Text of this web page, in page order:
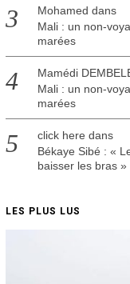
Mohamed dans
Mali : un non-
marées
Mamédi
Mali : un non-
marées
click here dans
Békaye Sibé : «
baisser les bras »
LES PLUS LUS